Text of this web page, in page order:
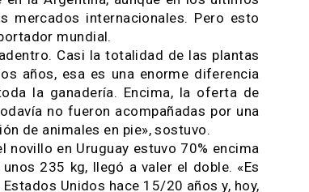
de los Estados Unidos y vendió además
China superaban a los que había
los que, con el premio que se
de arancel y muchas veces no había
que tiene el 12%», detalló.
que en la Argentina, aunque en los
los mercados internacionales. Pero
importador mundial.